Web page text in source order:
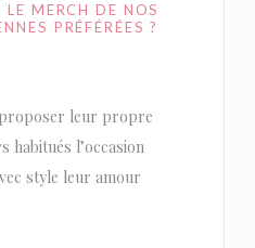
MERCH DE NOS
PRÉFÉRÉES ?
leur propre
l’occasion
style leur amour